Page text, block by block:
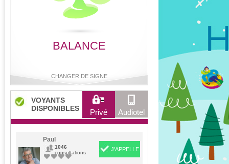
BALANCE
CHANGER DE SIGNE
Bélier Taureau Gémeaux Cancer
VOYANTS
DISPONIBLES
Privé Audiotel
Paul
1046
consultations
J'APPELLE